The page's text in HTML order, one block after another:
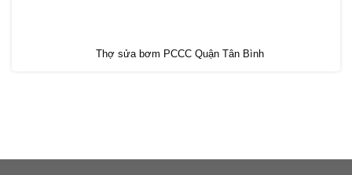
Thợ sửa bơm PCCC Quận Tân Bình